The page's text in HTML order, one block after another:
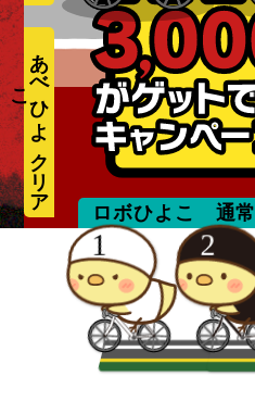
ロボひよこ 通常
あ
べ
ひ
よ
こ takizawa